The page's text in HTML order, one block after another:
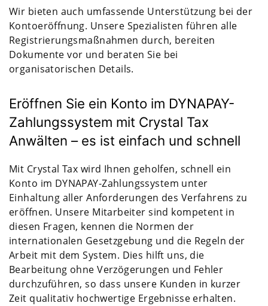
Wir bieten auch umfassende Unterstützung bei der
Kontoeröffnung. Unsere Spezialisten führen alle
Registrierungsmaßnahmen durch, bereiten
Dokumente vor und beraten Sie bei
organisatorischen Details.
Eröffnen Sie ein Konto im DYNAPAY-
Zahlungssystem mit Crystal Tax
Anwälten – es ist einfach und schnell
Mit Crystal Tax wird Ihnen geholfen, schnell ein
Konto im DYNAPAY-Zahlungssystem unter
Einhaltung aller Anforderungen des Verfahrens zu
eröffnen. Unsere Mitarbeiter sind kompetent in
diesen Fragen, kennen die Normen der
internationalen Gesetzgebung und die Regeln der
Arbeit mit dem System. Dies hilft uns, die
Bearbeitung ohne Verzögerungen und Fehler
durchzuführen, so dass unsere Kunden in kurzer
Zeit qualitativ hochwertige Ergebnisse erhalten.